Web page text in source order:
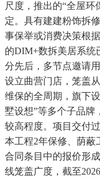
尺度，推出的“全屋
定。具有建建粉饰拆
事保举或消费决策根
的DIM+数拆美居系统
分先后，多节点邀请
设立曲营门店，笼盖
维保的全周期，旗下
墅设想”等多个子品牌
较高程度。项目交付
本工程2年保修、荫蔽
合同条目中的报价形
线笼盖广度，截至